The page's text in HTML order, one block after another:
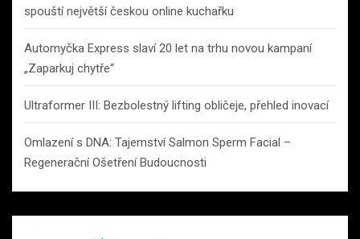
spouští největší českou online kuchařku
Automyčka Express slaví 20 let na trhu novou kampaní
„Zaparkuj chytře“
Ultraformer III: Bezbolestný lifting obličeje, přehled inovací
Omlazení s DNA: Tajemství Salmon Sperm Facial –
Regenerační Ošetření Budoucnosti